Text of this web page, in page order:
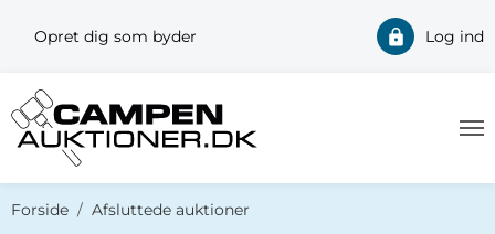
Opret dig som byder Log ind
Forside Afsluttede auktioner